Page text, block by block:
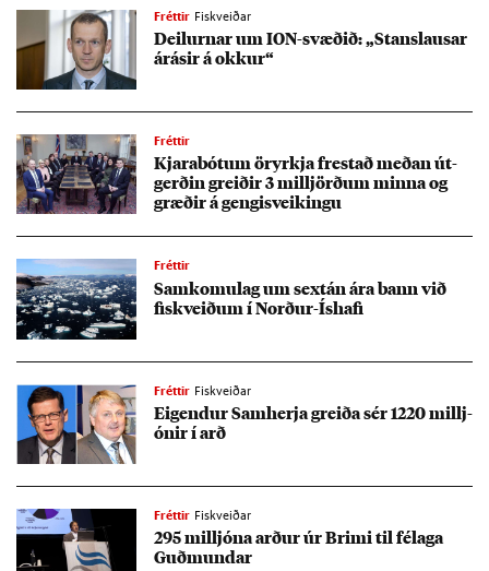
Fréttir Fiskveiðar
Deil­urn­ar um ION-svæð­ið: „Stans­laus­ar
árás­ir á okk­ur“
Fréttir
Kjara­bót­um ör­yrkja frest­að með­an út­
gerð­in greið­ir 3 millj­örð­um minna og
græð­ir á geng­is­veik­ingu
Fréttir
Sam­komu­lag um sex­tán ára bann við
fisk­veið­um í Norð­ur-Ís­hafi
Fréttir Fiskveiðar
Eig­end­ur Sam­herja greiða sér 1220 millj­
ón­ir í arð
Fréttir Fiskveiðar
295 millj­óna arð­ur úr Brimi til fé­laga
Guð­mund­ar